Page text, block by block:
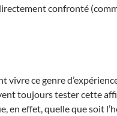
confronté
vivre ce genre
toujours tester cette
en effet, quelle que soit